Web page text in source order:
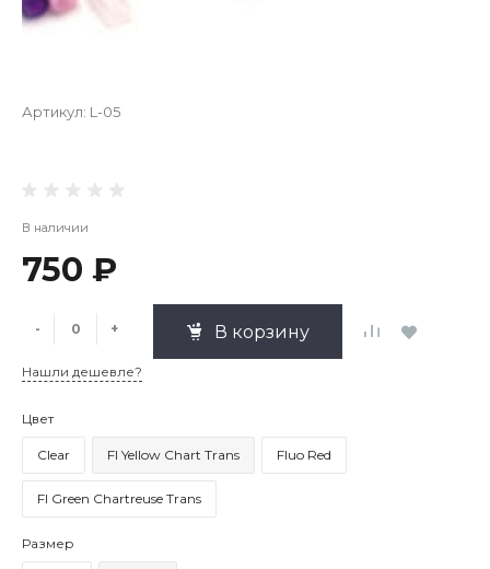
Артикул: L-05
В наличии
750 ₽
- + В корзину
Нашли дешевле?
Цвет
Clear Fl Yellow Chart Trans Fluo Red
Fl Green Сhartreuse Trans
Размер